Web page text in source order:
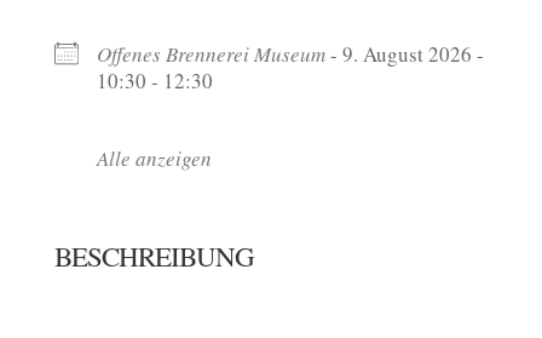
Offenes Brennerei Museum- 9. August 2026 -
10:30 - 12:30
Alle anzeigen
BESCHREIBUNG